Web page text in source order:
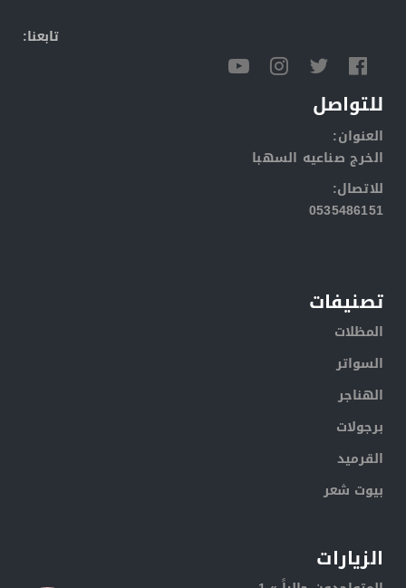
:تابعنا
للتواصل
:العنوان
الخرج صناعيه السهبا
:للاتصال
0535486151
تصنيفات
المظلات
السواتر
الهناجر
برجولات
القرميد
بيوت شعر
الزيارات